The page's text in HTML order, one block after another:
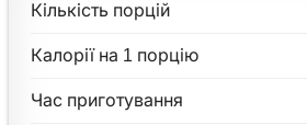
Кількість порцій
Калорії на 1 порцію
Час приготування